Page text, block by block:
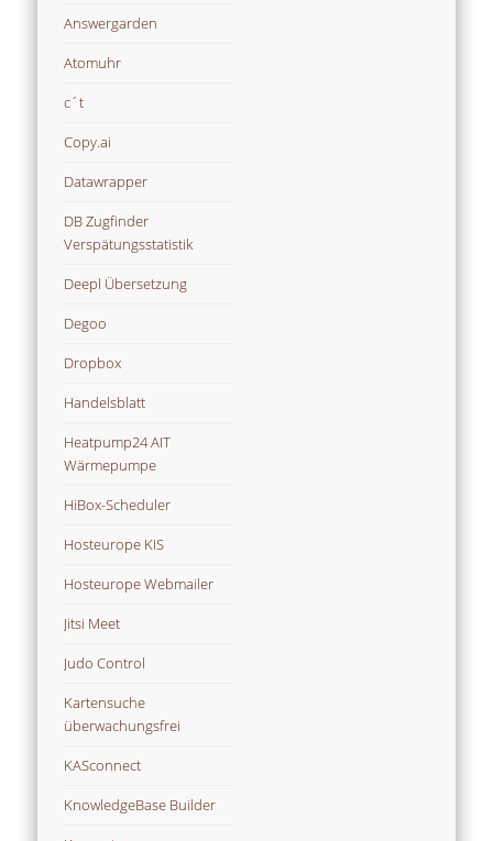
Answergarden
Atomuhr
c´t
Copy.ai
Datawrapper
DB Zugfinder
Verspätungsstatistik
Deepl Übersetzung
Degoo
Dropbox
Handelsblatt
Heatpump24 AIT
Wärmepumpe
HiBox-Scheduler
Hosteurope KIS
Hosteurope Webmailer
Jitsi Meet
Judo Control
Kartensuche
überwachungsfrei
KASconnect
KnowledgeBase Builder